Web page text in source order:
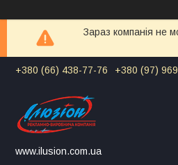
Зараз компанія не
+380 (66) 438-77-76 +380 (97)
www.ilusion.com.ua